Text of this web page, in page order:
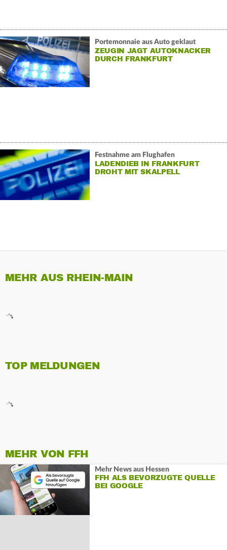
Portemonnaie aus Auto geklaut
ZEUGIN JAGT AUTOKNACKER
DURCH FRANKFURT
Festnahme am Flughafen
LADENDIEB IN FRANKFURT
DROHT MIT SKALPELL
MEHR AUS RHEIN-MAIN
TOP MELDUNGEN
MEHR VON FFH
Mehr News aus Hessen
FFH ALS BEVORZUGTE QUELLE
BEI GOOGLE